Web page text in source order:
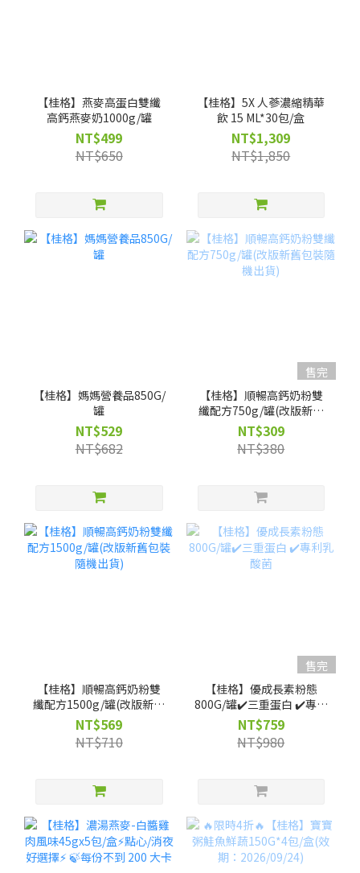
【桂格】燕麥高蛋白雙纖
高鈣燕麥奶1000g/罐
NT$499
NT$650
【桂格】5X 人蔘濃縮精華
飲 15 ML*30包/盒
NT$1,309
NT$1,850
【桂格】媽媽營養品850G/
罐
NT$529
NT$682
售完
【桂格】順暢高鈣奶粉雙
纖配方750g/罐(改版新舊
包裝隨機出貨)
NT$309
NT$380
【桂格】順暢高鈣奶粉雙
纖配方1500g/罐(改版新舊
包裝隨機出貨)
NT$569
NT$710
售完
【桂格】優成長素粉態
800G/罐✔️三重蛋白 ✔️專利
乳酸菌
NT$759
NT$980